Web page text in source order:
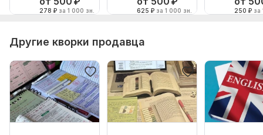
278 ₽ за 1 000 зн. 625 ₽ за 1 000 зн. 250 ₽ за
Другие кворки продавца